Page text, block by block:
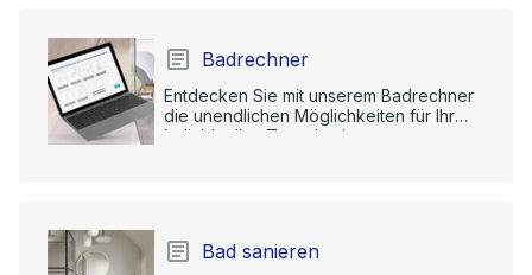
Badrechner
Entdecken Sie mit unserem Badrechner
die unendlichen Möglichkeiten für Ihr
individuelles Traumbad.
Bad sanieren